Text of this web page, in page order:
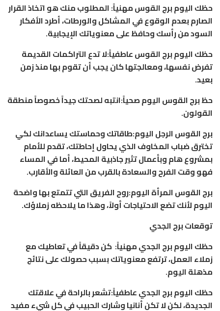
حظك اليوم برج القوس مهنياً: المطلوب منك هو اتخاذ القرار
الصارم بعدم الوقوع في المشاكل والورطات، أطرد الأفكار
السود من رأسك وحافظ على معنوياتك الإيجابية.
حظك اليوم برج القوس عاطفياً:لا تدع التراكمات القديمة
تفرض نفسها، ومعالجتها كان يجب أن تقوم بها منذ زمن
بعيد.
حظ برج القوس اليوم صحياً:انتبه لصحتك جيداً خصوصاً منطقة
القولون.
برج القوس الرجل اليوم:طاقاتك وحماستك يساعدانك لكي
تخترق ضباب المخاوف الذي يحاول إحاطتك، تقدم للأمام
بمشروع هام وبأعمال تثير جاذبية المحيط، أما في المساء
فهو وقت الفرح والسعادة بالقرب من العائلة والأقارب.
برج القوس المرأة اليوم:روح الفريق التي تتمتع بها واضحة
اليوم لأنك تضع الاحتياجات أولاً، وهذا ما يلاحظه زملاؤك.
توقعات برج الجدي
حظك اليوم برج الجدي مهنياً: كن دقيقاً في تعاطيك مع
زملاء العمل، ترتفع معنوياتك بسبب حصولك على نتائج
مذهلة اليوم.
حظك اليوم برج الجدي عاطفياً:تشعر بالراحة في علاقتك
الجديدة، لكن لا تكن أنانيا وشارك الحبيب في كل شيء مفيد